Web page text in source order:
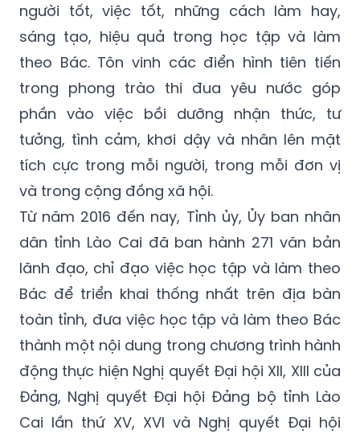
người tốt, việc tốt, những cách làm hay,
sáng tạo, hiệu quả trong học tập và làm
theo Bác. Tôn vinh các điển hình tiên tiến
trong phong trào thi đua yêu nước góp
phần vào việc bồi dưỡng nhận thức, tư
tưởng, tình cảm, khơi dậy và nhân lên mặt
tích cực trong mỗi người, trong mỗi đơn vị
và trong cộng đồng xã hội.
Từ năm 2016 đến nay, Tỉnh ủy, Ủy ban nhân
dân tỉnh Lào Cai đã ban hành 271 văn bản
lãnh đạo, chỉ đạo việc học tập và làm theo
Bác để triển khai thống nhất trên địa bàn
toàn tỉnh, đưa việc học tập và làm theo Bác
thành một nội dung trong chương trình hành
động thực hiện Nghị quyết Đại hội XII, XIII của
Đảng, Nghị quyết Đại hội Đảng bộ tỉnh Lào
Cai lần thứ XV, XVI và Nghị quyết Đại hội